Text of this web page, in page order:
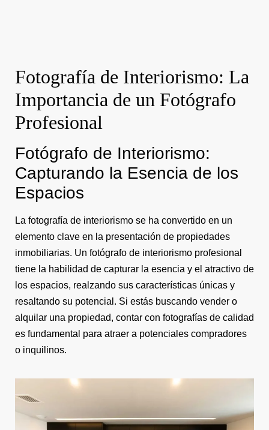
Fotografía de Interiorismo: La
Importancia de un Fotógrafo
Profesional
Fotógrafo de Interiorismo:
Capturando la Esencia de los
Espacios
La fotografía de interiorismo se ha convertido en un
elemento clave en la presentación de propiedades
inmobiliarias. Un fotógrafo de interiorismo profesional
tiene la habilidad de capturar la esencia y el atractivo de
los espacios, realzando sus características únicas y
resaltando su potencial. Si estás buscando vender o
alquilar una propiedad, contar con fotografías de calidad
es fundamental para atraer a potenciales compradores
o inquilinos.